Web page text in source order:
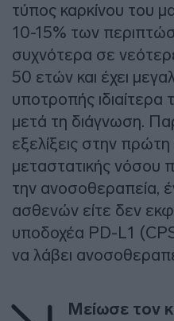
τύπος καρκίνου του
10-15% των
συχνότερα σε
50 ετών και έχει
υποτροπής
μετά τη διάγνωση.
εξελίξεις στην
μεταστατικής νόσου
την ανοσοθεραπεία,
ασθενών είτε δεν
υποδοχέα PD-L1
να λάβει
Μείωσε τον